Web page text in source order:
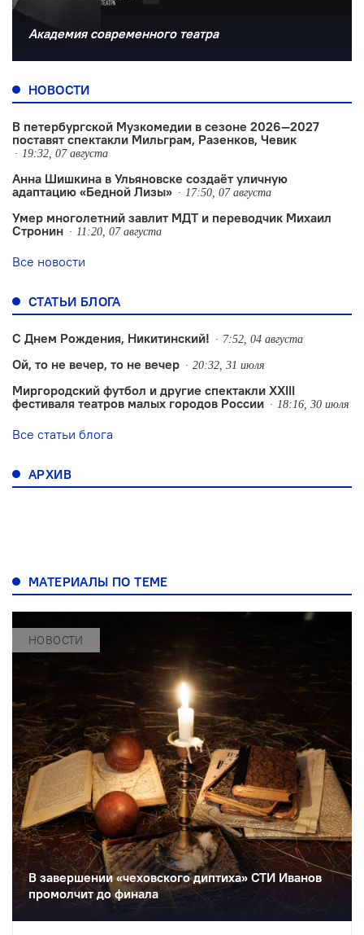
Академия современного театра
НОВОСТИ
В петербургской Музкомедии в сезоне 2026—2027
поставят спектакли Мильграм, Разенков, Чевик
19:32, 07 августа
Анна Шишкина в Ульяновске создаëт уличную
адаптацию «Бедной Лизы»
17:50, 07 августа
Умер многолетний завлит МДТ и переводчик Михаил
Стронин
11:20, 07 августа
Все новости
СТАТЬИ БЛОГА
С Днем Рождения, Никитинский! 7:52, 04 августа
Ой, то не вечер, то не вечер 20:32, 31 июля
Миргородский футбол и другие спектакли XXIII
фестиваля театров малых городов России
18:16, 30 июля
Все статьи блога
АРХИВ
МАТЕРИАЛЫ ПО ТЕМЕ
НОВОСТИ
В завершении «чеховского диптиха» СТИ Иванов
промолчит до финала